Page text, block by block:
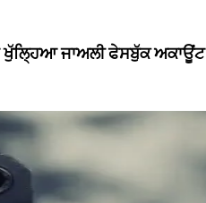
ਜਾਅਲੀ ਫੇਸਬੁੱਕ ਅਕਾਊਂਟ